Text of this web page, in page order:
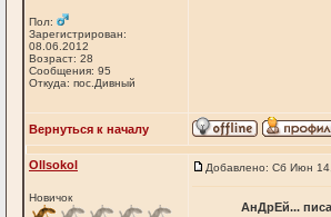
Пол:
Зарегистрирован:
08.06.2012
Возраст: 28
Сообщения: 95
Откуда: пос.Дивный
Вернуться к началу
Ollsokol
Новичок
Добавлено: Сб Июн
АнДрЕй...